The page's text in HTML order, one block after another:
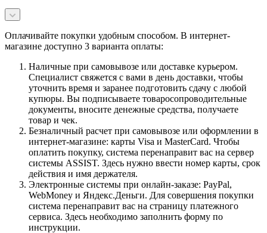
Оплачивайте покупки удобным способом. В интернет-
магазине доступно 3 варианта оплаты:
Наличные при самовывозе или доставке курьером.
Специалист свяжется с вами в день доставки, чтобы
уточнить время и заранее подготовить сдачу с любой
купюры. Вы подписываете товаросопроводительные
документы, вносите денежные средства, получаете
товар и чек.
Безналичный расчет при самовывозе или оформлении в
интернет-магазине: карты Visa и MasterCard. Чтобы
оплатить покупку, система перенаправит вас на сервер
системы ASSIST. Здесь нужно ввести номер карты, срок
действия и имя держателя.
Электронные системы при онлайн-заказе: PayPal,
WebMoney и Яндекс.Деньги. Для совершения покупки
система перенаправит вас на страницу платежного
сервиса. Здесь необходимо заполнить форму по
инструкции.